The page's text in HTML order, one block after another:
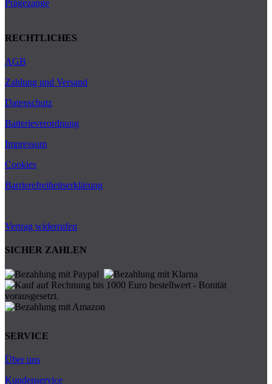
Prägezange
RECHTLICHES
AGB
Zahlung und Versand
Datenschutz
Batterieverordnung
Impressum
Cookies
Barrierefreiheitserklärung
Vertrag widerrufen
SICHER ZAHLEN
SERVICE
Über uns
Kundenservice